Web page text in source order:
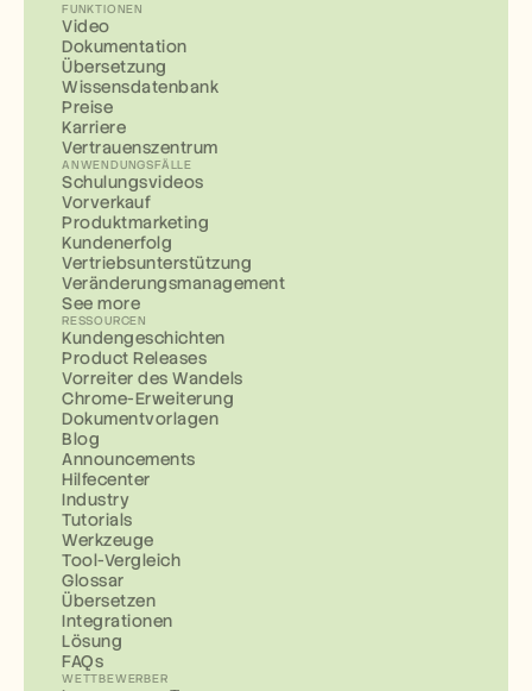
FUNKTIONEN
Video
Dokumentation
Übersetzung
Wissensdatenbank
Preise
Karriere
Vertrauenszentrum
ANWENDUNGSFÄLLE
Schulungsvideos
Vorverkauf
Produktmarketing
Kundenerfolg
Vertriebsunterstützung
Veränderungsmanagement
See more
RESSOURCEN
Kundengeschichten
Product Releases
Vorreiter des Wandels
Chrome-Erweiterung
Dokumentvorlagen
Blog
Announcements
Hilfecenter
Industry
Tutorials
Werkzeuge
Tool-Vergleich
Glossar
Übersetzen
Integrationen
Lösung
FAQs
WETTBEWERBER